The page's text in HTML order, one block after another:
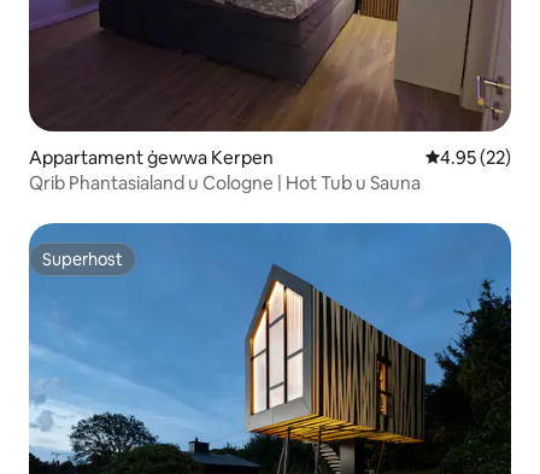
Appartament ġewwa Kerpen Rating
4.95 (22)
Qrib Phantasialand u Cologne | Hot Tub u Sauna
Superhost
Superhost